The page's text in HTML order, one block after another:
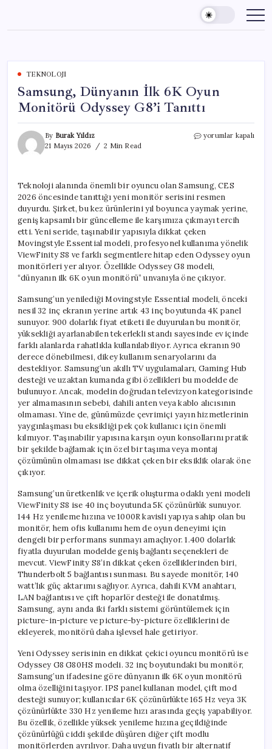
content
TEKNOLOJI
Samsung, Dünyanın İlk 6K Oyun
Monitörü Odyssey G8’i Tanıttı
By Burak Yıldız
21 Mayıs 2026
2 Min Read
Samsung,
Monitörü
Odyssey
G8’i
Tanıttı
için
yorumlar kapalı
Teknoloji alanında önemli bir oyuncu olan Samsung, CES
2026 öncesinde tanıttığı yeni monitör serisini resmen
duyurdu. Şirket, bu kez ürünlerini yıl boyunca yaymak yerine,
geniş kapsamlı bir güncelleme ile karşımıza çıkmayı tercih
etti. Yeni seride, taşınabilir yapısıyla dikkat çeken
Movingstyle Essential modeli, profesyonel kullanıma yönelik
ViewFinity S8 ve farklı segmentlere hitap eden Odyssey oyun
monitörleri yer alıyor. Özellikle Odyssey G8 modeli,
“dünyanın ilk 6K oyun monitörü” unvanıyla öne çıkıyor.
Samsung’un yenilediği Movingstyle Essential modeli, önceki
nesil 32 inç ekranın yerine artık 43 inç boyutunda 4K panel
sunuyor. 900 dolarlık fiyat etiketi ile duyurulan bu monitör,
yüksekliği ayarlanabilen tekerlekli standı sayesinde ev içinde
farklı alanlarda rahatlıkla kullanılabiliyor. Ayrıca ekranın 90
derece dönebilmesi, dikey kullanım senaryolarını da
destekliyor. Samsung’un akıllı TV uygulamaları, Gaming Hub
desteği ve uzaktan kumanda gibi özellikleri bu modelde de
bulunuyor. Ancak, modelin doğrudan televizyon kategorisinde
yer almamasının sebebi, dahili anten veya kablo alıcısının
olmaması. Yine de, günümüzde çevrimiçi yayın hizmetlerinin
yaygınlaşması bu eksikliği pek çok kullanıcı için önemli
kılmıyor. Taşınabilir yapısına karşın oyun konsollarını pratik
bir şekilde bağlamak için özel bir taşıma veya montaj
çözümünün olmaması ise dikkat çeken bir eksiklik olarak öne
çıkıyor.
Samsung’un üretkenlik ve içerik oluşturma odaklı yeni modeli
ViewFinity S8 ise 40 inç boyutunda 5K çözünürlük sunuyor.
144 Hz yenileme hızına ve 1000R kavisli yapıya sahip olan bu
monitör, hem ofis kullanımı hem de oyun deneyimi için
dengeli bir performans sunmayı amaçlıyor. 1.400 dolarlık
fiyatla duyurulan modelde geniş bağlantı seçenekleri de
mevcut. ViewFinity S8’in dikkat çeken özelliklerinden biri,
Thunderbolt 5 bağlantısı sunması. Bu sayede monitör, 140
watt’lık güç aktarımı sağlıyor. Ayrıca, dahili KVM anahtarı,
LAN bağlantısı ve çift hoparlör desteği ile donatılmış.
Samsung, aynı anda iki farklı sistemi görüntülemek için
picture-in-picture ve picture-by-picture özelliklerini de
ekleyerek, monitörü daha işlevsel hale getiriyor.
Yeni Odyssey serisinin en dikkat çekici oyuncu monitörü ise
Odyssey G8 G80HS modeli. 32 inç boyutundaki bu monitör,
Samsung’un ifadesine göre dünyanın ilk 6K oyun monitörü
olma özelliğini taşıyor. IPS panel kullanan model, çift mod
desteği sunuyor; kullanıcılar 6K çözünürlükte 165 Hz veya 3K
çözünürlükte 330 Hz yenileme hızı arasında geçiş yapabiliyor.
Bu özellik, özellikle yüksek yenileme hızına geçildiğinde
çözünürlüğü ciddi şekilde düşüren diğer çift modlu
monitörlerden ayrılıyor. Daha uygun fiyatlı bir alternatif